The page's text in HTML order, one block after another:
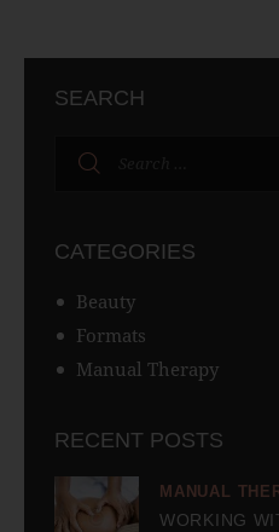
SEARCH
CATEGORIES
Beauty
Formats
Manual Therapy
RECENT POSTS
MANUAL
WORKING